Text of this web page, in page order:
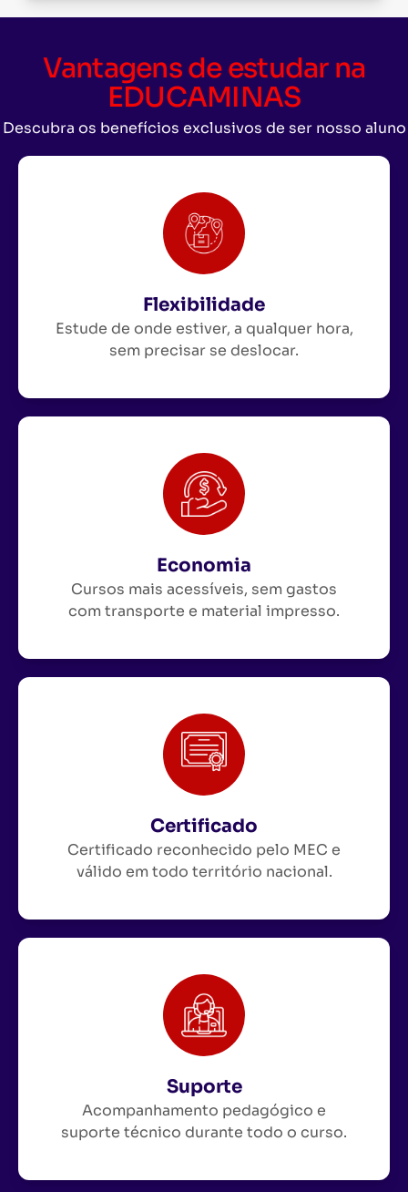
Vantagens de estudar na
EDUCAMINAS
Descubra os benefícios exclusivos de ser nosso aluno
Flexibilidade
Estude de onde estiver, a qualquer hora,
sem precisar se deslocar.
Economia
Cursos mais acessíveis, sem gastos
com transporte e material impresso.
Certificado
Certificado reconhecido pelo MEC e
válido em todo território nacional.
Suporte
Acompanhamento pedagógico e
suporte técnico durante todo o curso.